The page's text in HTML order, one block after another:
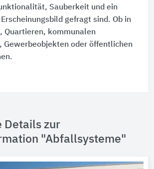
Sauberkeit und ein
gefragt sind. Ob in
Quartieren, kommunalen
Gewerbeobjekten oder öffentlichen
Details zur
"Abfallsysteme"